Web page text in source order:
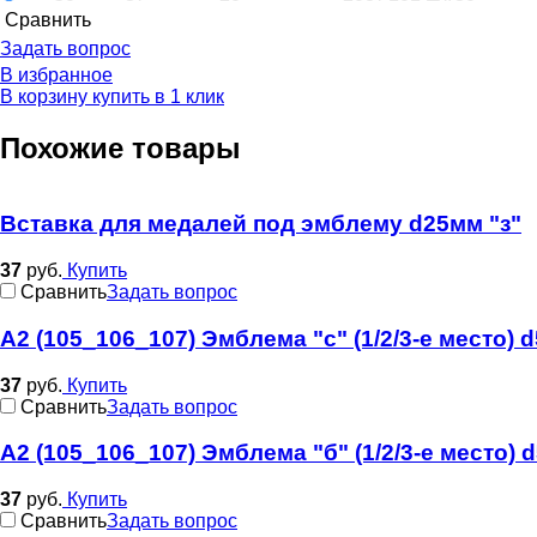
Cравнить
Задать вопрос
В избранное
В корзину купить в 1 клик
Похожие товары
Вставка для медалей под эмблему d25мм "з"
37 руб. Купить
CравнитьЗадать вопрос
А2 (105_106_107) Эмблема "с" (1/2/3-е место)
37 руб. Купить
CравнитьЗадать вопрос
А2 (105_106_107) Эмблема "б" (1/2/3-е место)
37 руб. Купить
CравнитьЗадать вопрос